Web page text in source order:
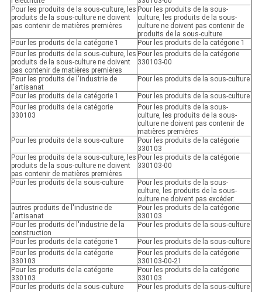
Pour les produits de la sous-culture, les
produits de la sous-culture ne doivent
pas contenir de matières premières
Pour les produits de la sous-
culture, les produits de la sous-
culture ne doivent pas contenir de
produits de la sous-culture
Pour les produits de la catégorie 1
Pour les produits de la catégorie 1
Pour les produits de la sous-culture, les
produits de la sous-culture ne doivent
pas contenir de matières premières
Pour les produits de la catégorie
330103-00
Pour les produits de l'industrie de
l'artisanat
Pour les produits de la sous-culture
Pour les produits de la catégorie 1
Pour les produits de la sous-culture
Pour les produits de la catégorie
330103
Pour les produits de la sous-
culture, les produits de la sous-
culture ne doivent pas contenir de
matières premières
Pour les produits de la sous-culture
Pour les produits de la catégorie
330103
Pour les produits de la sous-culture, les
produits de la sous-culture ne doivent
pas contenir de matières premières
Pour les produits de la catégorie
330103-00
Pour les produits de la sous-culture
Pour les produits de la sous-
culture, les produits de la sous-
culture ne doivent pas excéder:
autres produits de l'industrie de
l'artisanat
Pour les produits de la catégorie
330103
Pour les produits de l'industrie de la
construction
Pour les produits de la sous-culture
Pour les produits de la catégorie 1
Pour les produits de la sous-culture
Pour les produits de la catégorie
330103
Pour les produits de la catégorie
330103-00-21
Pour les produits de la catégorie
330103
Pour les produits de la catégorie
330103
Pour les produits de la sous-culture
Pour les produits de la sous-culture